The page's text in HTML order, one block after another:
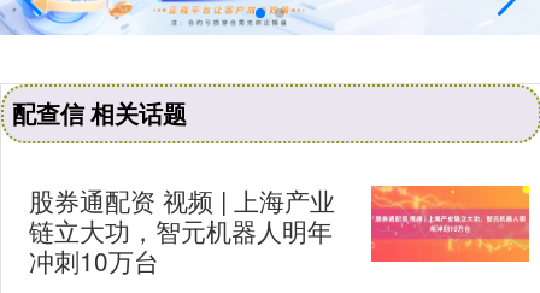
配查信 相关话题
股券通配资 视频 | 上海产业
链立大功，智元机器人明年
冲刺10万台